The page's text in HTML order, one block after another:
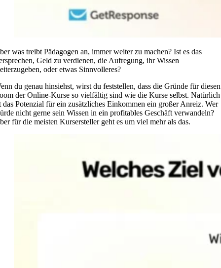
was treibt Pädagogen an, immer weiter zu machen? Ist es das
Geld zu verdienen, die Aufregung, ihr Wissen
oder etwas Sinnvolleres?
du genau hinsiehst, wirst du feststellen, dass die Gründe für diesen
der Online-Kurse so vielfältig sind wie die Kurse selbst. Natürlich
das Potenzial für ein zusätzliches Einkommen ein großer Anreiz. Wer
nicht gerne sein Wissen in ein profitables Geschäft verwandeln?
für die meisten Kursersteller geht es um viel mehr als das.